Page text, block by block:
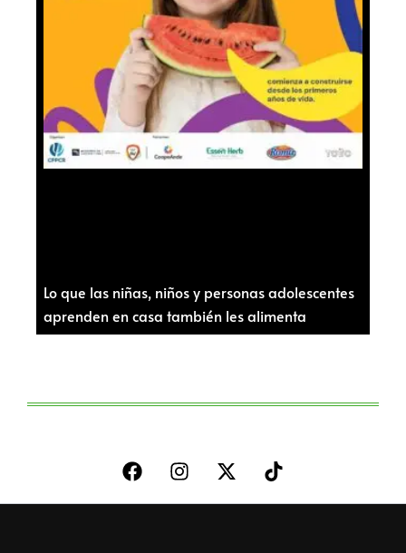
Lo que las niñas, niños y personas adolescentes
aprenden en casa también les alimenta